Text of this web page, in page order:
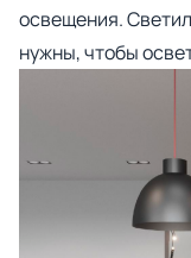
освещения.
нужны, чтобы